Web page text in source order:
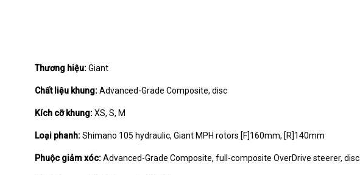
Thương hiệu:Giant
Chất liệu khung:Advanced-Grade Composite, disc
Kích cỡ khung:XS, S, M
Loại phanh:Shimano 105 hydraulic, Giant MPH rotors [F]160mm, [R]140mm
Phuộc giảm xóc:Advanced-Grade Composite, full-composite OverDrive steerer, disc